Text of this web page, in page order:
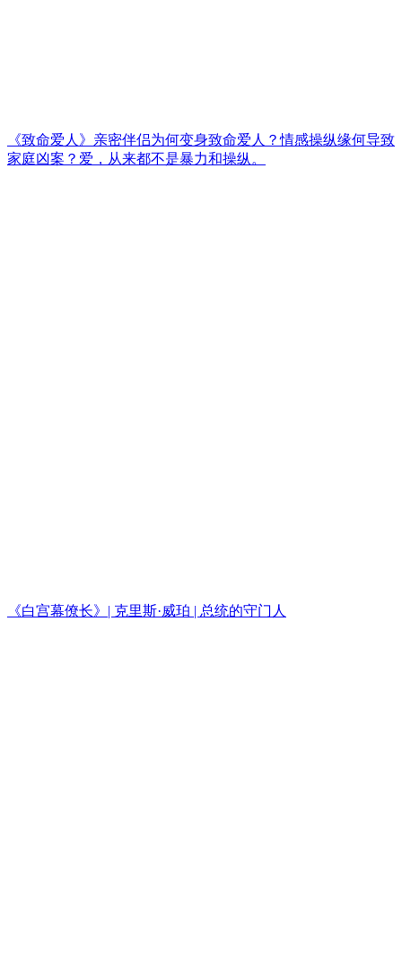
《致命爱人》亲密伴侣为何变身致命爱人？情感操纵缘何导致
家庭凶案？爱，从来都不是暴力和操纵。
《白宫幕僚长》| 克里斯·威珀 | 总统的守门人